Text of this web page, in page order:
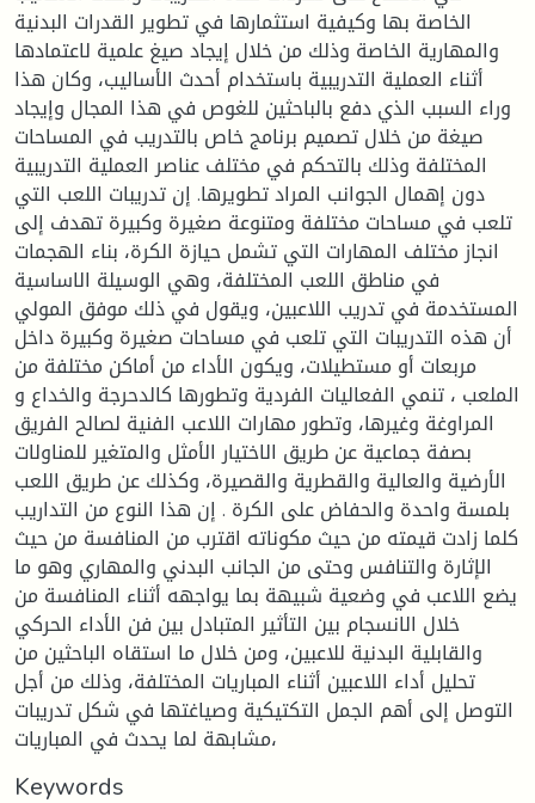
الخاصة بها وكيفية استثمارها في تطوير القدرات البدنية
والمهارية الخاصة وذلك من خلال إيجاد صيغ علمية لاعتمادها
أثناء العملية التدريبية باستخدام أحدث الأساليب، وكان هذا
وراء السبب الذي دفع بالباحثين للغوص في هذا المجال وإيجاد
صيغة من خلال تصميم برنامج خاص بالتدريب في المساحات
المختلفة وذلك بالتحكم في مختلف عناصر العملية التدريبية
دون إهمال الجوانب المراد تطويرها. إن تدريبات اللعب التي
تلعب في مساحات مختلفة ومتنوعة صغيرة وكبيرة تهدف إلى
انجاز مختلف المهارات التي تشمل حيازة الكرة، بناء الهجمات
في مناطق اللعب المختلفة، وهي الوسيلة الاساسية
المستخدمة في تدريب اللاعبين، ويقول في ذلك موفق المولي
أن هذه التدريبات التي تلعب في مساحات صغيرة وكبيرة داخل
مربعات أو مستطيلات، ويكون الأداء من أماكن مختلفة من
الملعب ، تنمي الفعاليات الفردية وتطورها كالدحرجة والخداع و
المراوغة وغيرها، وتطور مهارات اللاعب الفنية لصالح الفريق
بصفة جماعية عن طريق الاختيار الأمثل والمتغير للمناولات
الأرضية والعالية والقطرية والقصيرة، وكذلك عن طريق اللعب
بلمسة واحدة والحفاض على الكرة . إن هذا النوع من التداريب
كلما زادت قيمته من حيث مكوناته اقترب من المنافسة من حيث
الإثارة والتنافس وحتى من الجانب البدني والمهاري وهو ما
يضع اللاعب في وضعية شبيهة بما يواجهه أثناء المنافسة من
خلال الانسجام بين التأثير المتبادل بين فن الأداء الحركي
والقابلية البدنية للاعبين، ومن خلال ما استقاه الباحثين من
تحليل أداء اللاعبين أثناء المباريات المختلفة، وذلك من أجل
التوصل إلى أهم الجمل التكتيكية وصياغتها في شكل تدريبات
مشابهة لما يحدث في المباريات،
Keywords